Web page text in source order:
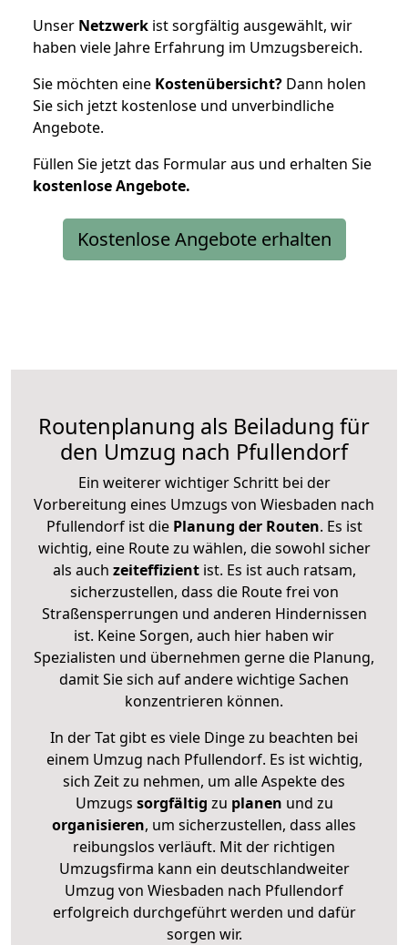
Unser Netzwerk ist sorgfältig ausgewählt, wir
haben viele Jahre Erfahrung im Umzugsbereich.
Sie möchten eine Kostenübersicht? Dann holen
Sie sich jetzt kostenlose und unverbindliche
Angebote.
Füllen Sie jetzt das Formular aus und erhalten Sie
kostenloseAngebote.
Kostenlose Angebote erhalten
Routenplanung als Beiladung für
den Umzug nach Pfullendorf
Ein weiterer wichtiger Schritt bei der
Vorbereitung eines Umzugs von Wiesbaden nach
Pfullendorf ist diePlanung der Routen. Es ist
wichtig, eine Route zu wählen, die sowohl sicher
als auch zeiteffizientist. Es ist auch ratsam,
sicherzustellen, dass die Route frei von
Straßensperrungen und anderen Hindernissen
ist. Keine Sorgen, auch hier haben wir
Spezialisten und übernehmen gerne die Planung,
damit Sie sich auf andere wichtige Sachen
konzentrieren können.
In der Tat gibt es viele Dinge zu beachten bei
einem Umzug nach Pfullendorf. Es ist wichtig,
sich Zeit zu nehmen, um alle Aspekte des
Umzugs sorgfältig zu planen und zu
organisieren, um sicherzustellen, dass alles
reibungslos verläuft. Mit der richtigen
Umzugsfirma kann ein deutschlandweiter
Umzug von Wiesbaden nach Pfullendorf
erfolgreich durchgeführt werden und dafür
sorgen wir.